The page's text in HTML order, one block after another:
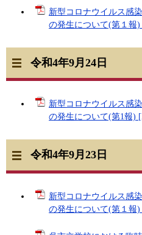
新型コロナウイルス感
の発生について(第１報
令和4年9月24日
新型コロナウイルス感
の発生について(第1報)
令和4年9月23日
新型コロナウイルス感
の発生について(第１報